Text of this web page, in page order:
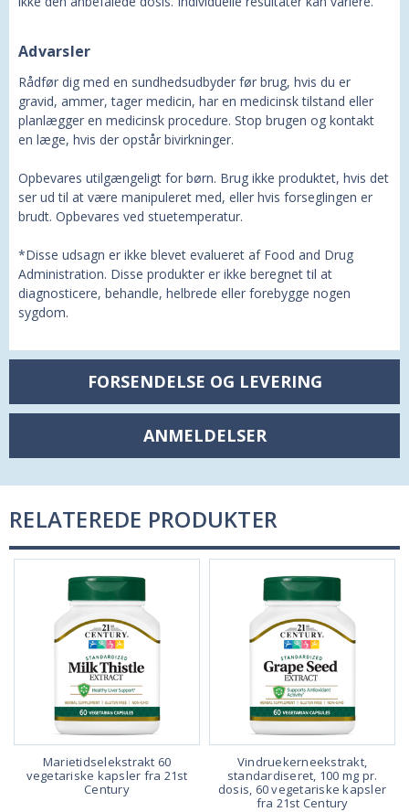
Advarsler
Rådfør dig med en sundhedsudbyder før brug, hvis du er
gravid, ammer, tager medicin, har en medicinsk tilstand eller
planlægger en medicinsk procedure. Stop brugen og kontakt
en læge, hvis der opstår bivirkninger.
Opbevares utilgængeligt for børn. Brug ikke produktet, hvis det
ser ud til at være manipuleret med, eller hvis forseglingen er
brudt. Opbevares ved stuetemperatur.
*Disse udsagn er ikke blevet evalueret af Food and Drug
Administration. Disse produkter er ikke beregnet til at
diagnosticere, behandle, helbrede eller forebygge nogen
sygdom.
FORSENDELSE OG LEVERING
ANMELDELSER
RELATEREDE PRODUKTER
Marietidselekstrakt 60
vegetariske kapsler fra 21st
Century
Vindruekerneekstrakt,
standardiseret, 100 mg pr.
dosis, 60 vegetariske kapsler
fra 21st Century